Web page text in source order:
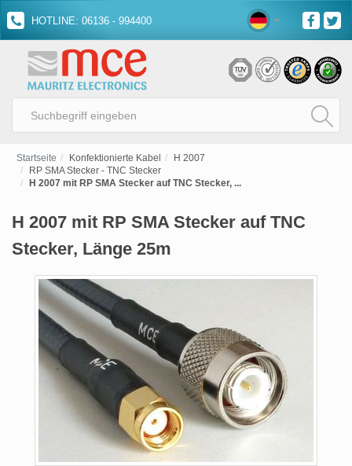
HOTLINE: 06136 - 994400
Startseite Konfektionierte Kabel
H 2007
RP SMA Stecker - TNC Stecker
H 2007 mit RP SMA Stecker auf TNC Stecker, ...
H 2007 mit RP SMA Stecker auf TNC
Stecker, Länge 25m